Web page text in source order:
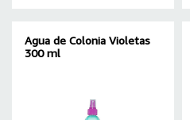
Agua de Colonia Violetas
300 ml